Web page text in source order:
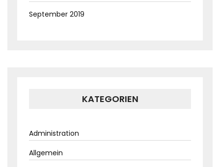
September 2019
KATEGORIEN
Administration
Allgemein